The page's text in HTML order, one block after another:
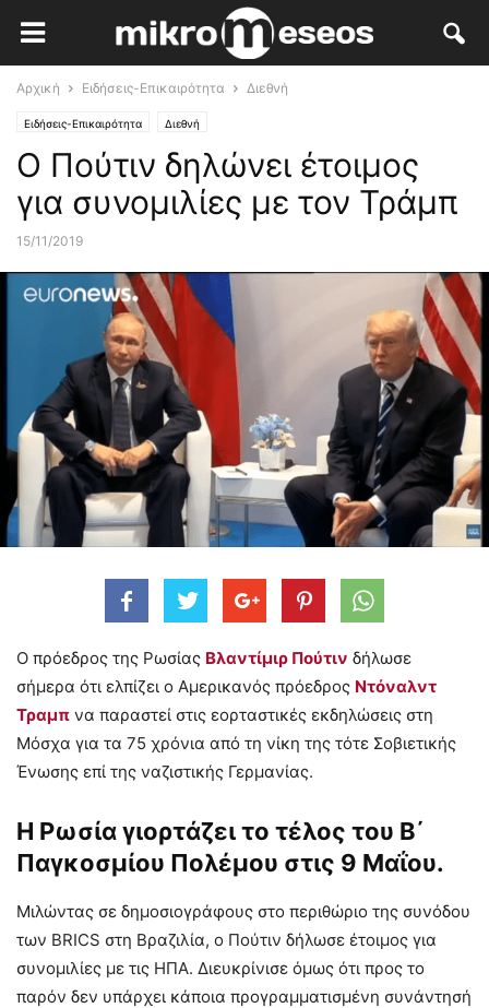
Αρχική Ειδήσεις-Επικαιρότητα Διεθνή
Ειδήσεις-Επικαιρότητα Διεθνή
Ο Πούτιν δηλώνει έτοιμος
για συνομιλίες με τον Τράμπ
15/11/2019
Ο πρόεδρος της Ρωσίας Βλαντίμιρ Πούτιν δήλωσε
σήμερα ότι ελπίζει ο Αμερικανός πρόεδρος Ντόναλντ
Τραμπ να παραστεί στις εορταστικές εκδηλώσεις στη
Μόσχα για τα 75 χρόνια από τη νίκη της τότε Σοβιετικής
Ένωσης επί της ναζιστικής Γερμανίας.
Η Ρωσία γιορτάζει το τέλος του Β΄
Παγκοσμίου Πολέμου στις 9 Μαΐου.
Μιλώντας σε δημοσιογράφους στο περιθώριο της συνόδου
των BRICS στη Βραζιλία, ο Πούτιν δήλωσε έτοιμος για
συνομιλίες με τις ΗΠΑ. Διευκρίνισε όμως ότι προς το
παρόν δεν υπάρχει κάποια προγραμματισμένη συνάντησή